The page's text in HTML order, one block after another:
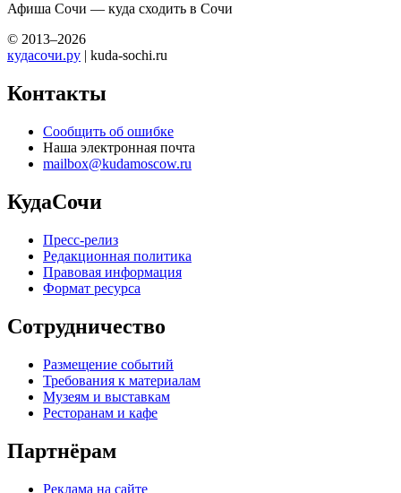
Афиша Сочи — куда сходить в Сочи
© 2013–2026
кудасочи.ру | kuda-sochi.ru
Контакты
Сообщить об ошибке
Наша электронная почта
mailbox@kudamoscow.ru
КудаСочи
Пресс-релиз
Редакционная политика
Правовая информация
Формат ресурса
Сотрудничество
Размещение событий
Требования к материалам
Музеям и выставкам
Ресторанам и кафе
Партнёрам
Реклама на сайте